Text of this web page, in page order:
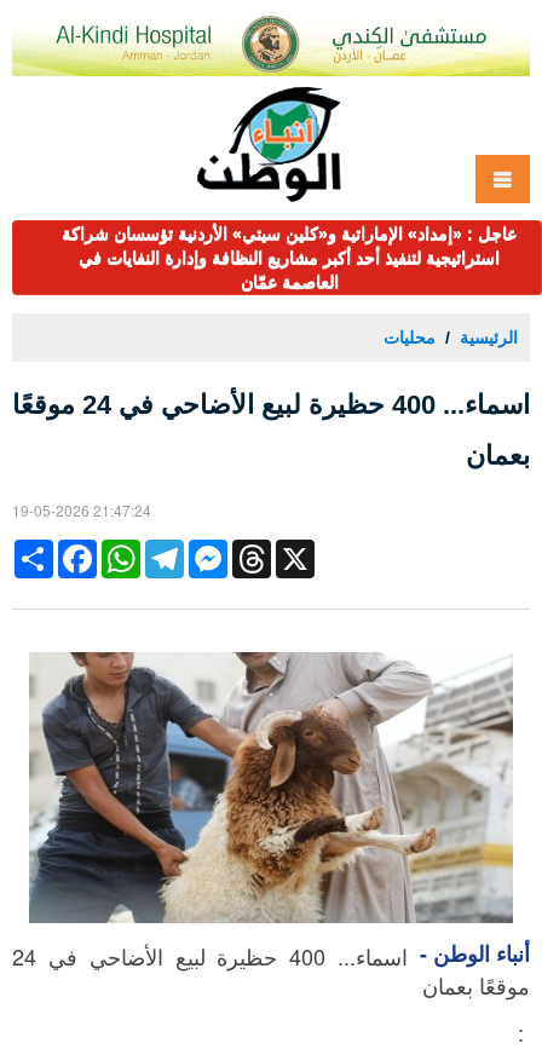
عاجل : «إمداد» الإماراتية و«كلين سيتي» الأردنية تؤسسان شراكة
استراتيجية لتنفيذ أحد أكبر مشاريع النظافة وإدارة النفايات في
العاصمة عمّان
الرئيسية محليات
اسماء... 400 حظيرة لبيع الأضاحي في 24 موقعًا
بعمان
19-05-2026 21:47:24
Share
FacebookWhatsAppTelegramMessengerThreads X
أنباء الوطن -
اسماء... 400 حظيرة لبيع الأضاحي في 24
موقعًا بعمان
: